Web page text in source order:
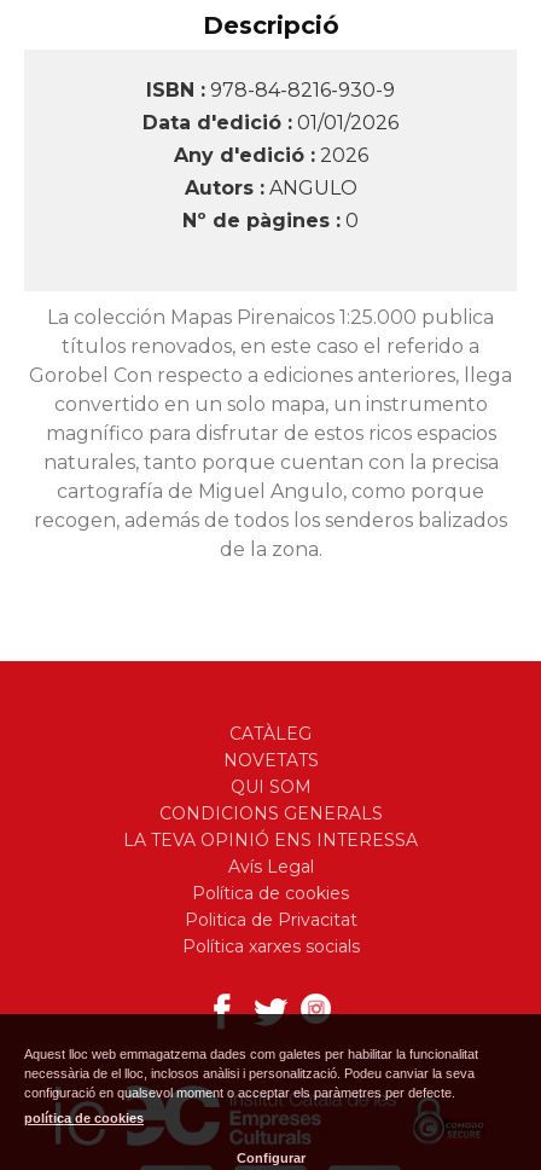
Descripció
ISBN : 978-84-8216-930-9
Data d'edició : 01/01/2026
Any d'edició : 2026
Autors : ANGULO
Nº de pàgines : 0
La colección Mapas Pirenaicos 1:25.000 publica
títulos renovados, en este caso el referido a
Gorobel Con respecto a ediciones anteriores, llega
convertido en un solo mapa, un instrumento
magnífico para disfrutar de estos ricos espacios
naturales, tanto porque cuentan con la precisa
cartografía de Miguel Angulo, como porque
recogen, además de todos los senderos balizados
de la zona.
CATÀLEG
NOVETATS
QUI SOM
CONDICIONS GENERALS
LA TEVA OPINIÓ ENS INTERESSA
Avís Legal
Política de cookies
Politica de Privacitat
Política xarxes socials
Aquest lloc web emmagatzema dades com galetes per habilitar la funcionalitat
necessària de el lloc, inclosos anàlisi i personalització. Podeu canviar la seva
configuració en qualsevol moment o acceptar els paràmetres per defecte.
política de cookies
Configurar